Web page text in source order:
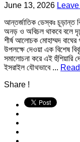
June 13, 2026
আন্তর্জাতিক ডেস্কঃ চূড়ান্ত
অনড় ও অবিচল থাকবে বলে দৃঢ়
শীর্ষ আলোচক মোহাম্মদ বাঘের
উপলক্ষে দেওয়া এক বিশেষ
সমালোচনা করে এই হুঁশিয়ারি
ইসরাইল যৌথভাবে ...
Share !